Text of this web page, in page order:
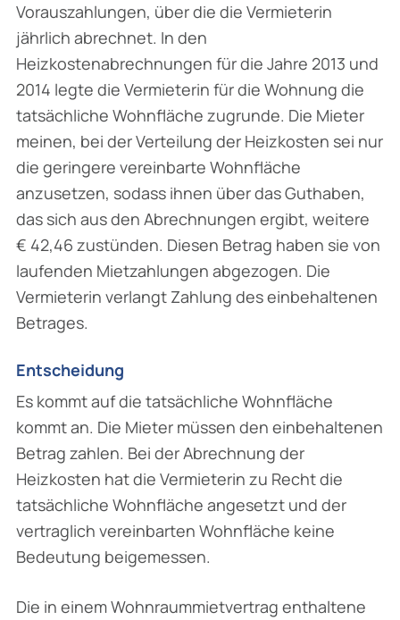
Vorauszahlungen, über die die Vermieterin
jährlich abrechnet. In den
Heizkostenabrechnungen für die Jahre 2013 und
2014 legte die Vermieterin für die Wohnung die
tatsächliche Wohnfläche zugrunde. Die Mieter
meinen, bei der Verteilung der Heizkosten sei nur
die geringere vereinbarte Wohnfläche
anzusetzen, sodass ihnen über das Guthaben,
das sich aus den Abrechnungen ergibt, weitere
€ 42,46 zustünden. Diesen Betrag haben sie von
laufenden Mietzahlungen abgezogen. Die
Vermieterin verlangt Zahlung des einbehaltenen
Betrages.
Entscheidung
Es kommt auf die tatsächliche Wohnfläche
kommt an. Die Mieter müssen den einbehaltenen
Betrag zahlen. Bei der Abrechnung der
Heizkosten hat die Vermieterin zu Recht die
tatsäch­liche Wohnfläche angesetzt und der
vertraglich vereinbarten Wohnfläche keine
Bedeutung beigemessen.
Die in einem Wohnraummietvertrag enthaltene